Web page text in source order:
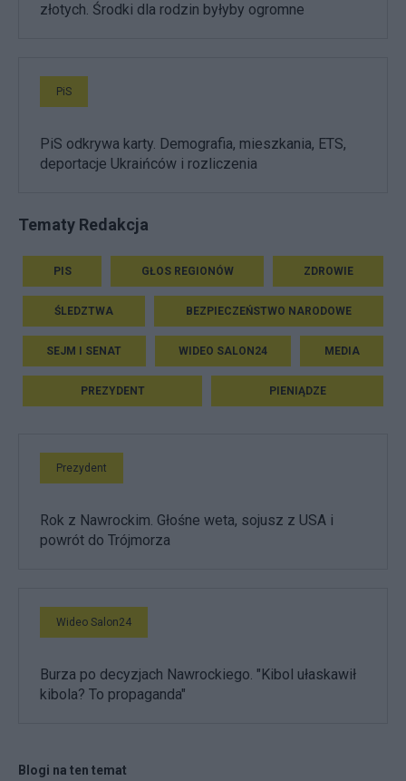
złotych. Środki dla rodzin byłyby ogromne
PiS
PiS odkrywa karty. Demografia, mieszkania, ETS,
deportacje Ukraińców i rozliczenia
Tematy Redakcja
PIS GŁOS REGIONÓW ZDROWIE
ŚLEDZTWA BEZPIECZEŃSTWO NARODOWE
SEJM I SENAT WIDEO SALON24 MEDIA
PREZYDENT PIENIĄDZE
Prezydent
Rok z Nawrockim. Głośne weta, sojusz z USA i
powrót do Trójmorza
Wideo Salon24
Burza po decyzjach Nawrockiego. "Kibol ułaskawił
kibola? To propaganda"
Blogi na ten temat